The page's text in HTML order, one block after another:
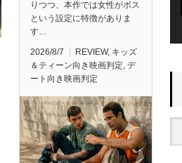
りつつ、本作では女性がボス
という設定に特徴がありま
す…
2026/8/7 REVIEW, キッズ
＆ティーン向き映画判定, デ
ート向き映画判定